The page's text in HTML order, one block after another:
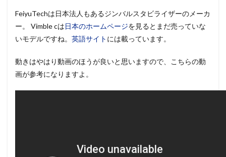
FeiyuTechは日本法人もあるジンバルスタビライザーのメーカ
ー。 Vimble cは日本のホームページを見るとまだ売っていな
いモデルですね。 英語サイト には載っています。
動きはやはり動画のほうが良いと思いますので、こちらの動
画が参考になりますよ。